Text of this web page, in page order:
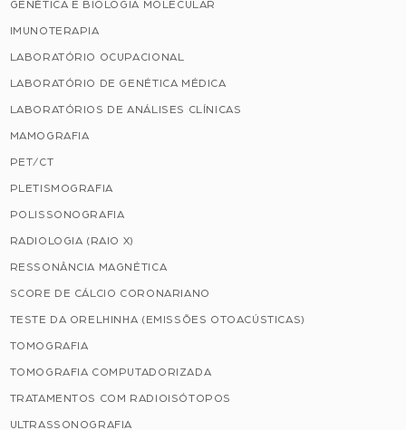
GENÉTICA E BIOLOGIA MOLECULAR
IMUNOTERAPIA
LABORATÓRIO OCUPACIONAL
LABORATÓRIO DE GENÉTICA MÉDICA
LABORATÓRIOS DE ANÁLISES CLÍNICAS
MAMOGRAFIA
PET/CT
PLETISMOGRAFIA
POLISSONOGRAFIA
RADIOLOGIA (RAIO X)
RESSONÂNCIA MAGNÉTICA
SCORE DE CÁLCIO CORONARIANO
TESTE DA ORELHINHA (EMISSÕES OTOACÚSTICAS)
TOMOGRAFIA
TOMOGRAFIA COMPUTADORIZADA
TRATAMENTOS COM RADIOISÓTOPOS
ULTRASSONOGRAFIA